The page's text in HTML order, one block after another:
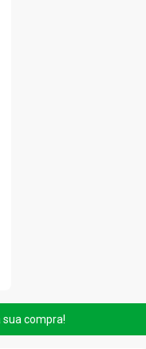
sua compra!